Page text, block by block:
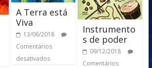
A Terra está
Viva
13/06/2018
Comentários
desativados
Instrumento
s de poder
09/12/2018
Comentários